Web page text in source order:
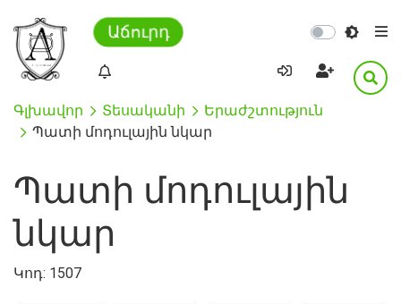
Աճուրդ
Գլխավոր Տեսականի
Երաժշտություն
Պատի մոդուլային նկար
Պատի մոդուլային
նկար
Կոդ: 1507